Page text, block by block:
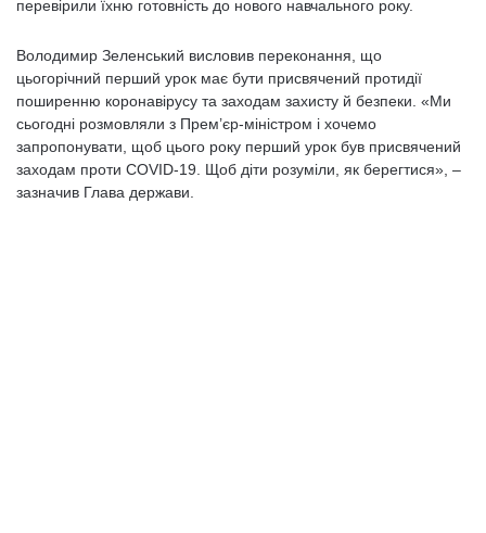
перевірили їхню готовність до нового навчального року.
Володимир Зеленський висловив переконання, що
цьогорічний перший урок має бути присвячений протидії
поширенню коронавірусу та заходам захисту й безпеки. «Ми
сьогодні розмовляли з Прем’єр-міністром і хочемо
запропонувати, щоб цього року перший урок був присвячений
заходам проти COVID-19. Щоб діти розуміли, як берегтися», –
зазначив Глава держави.